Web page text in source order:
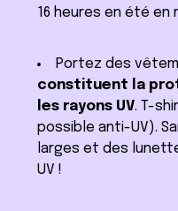
16 heures en été en
Portez des
constituent la
les rayons UV. T-
possible anti-UV).
larges et des
UV !